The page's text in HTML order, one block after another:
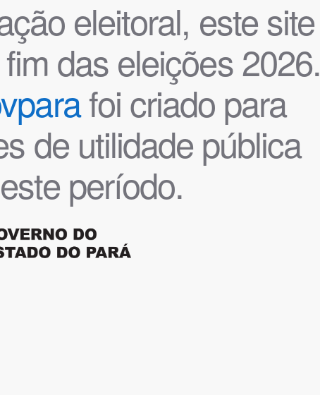
eleitoral, este site
das eleições 2026.
foi criado para
de utilidade pública
período.